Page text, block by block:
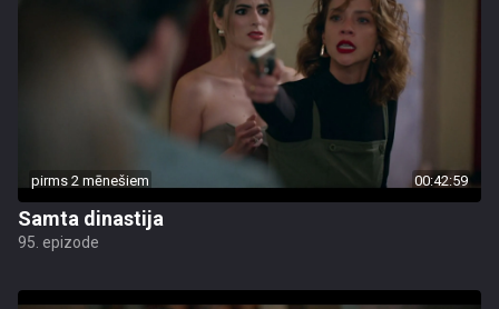
pirms 2 mēnešiem 00:42:59
Samta dinastija
95. epizode